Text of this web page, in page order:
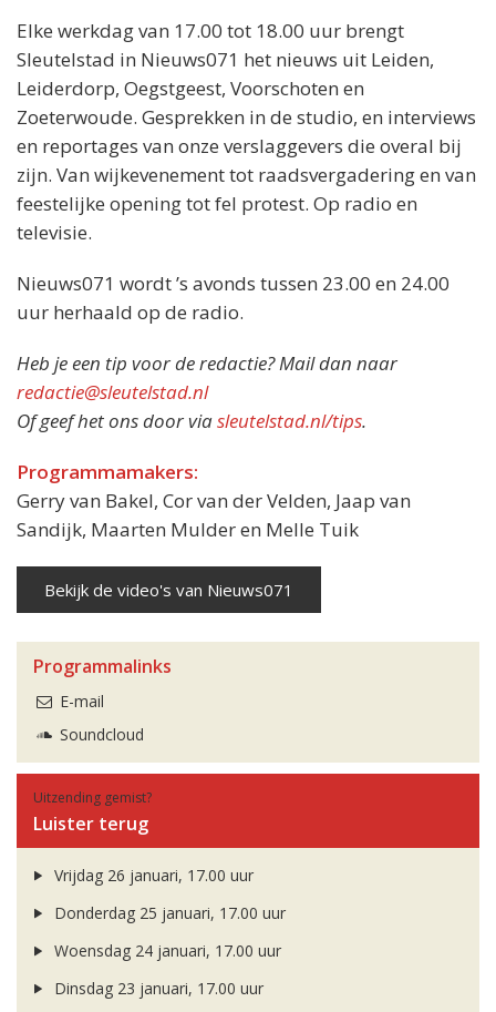
Elke werkdag van 17.00 tot 18.00 uur brengt
Sleutelstad in Nieuws071 het nieuws uit Leiden,
Leiderdorp, Oegstgeest, Voorschoten en
Zoeterwoude. Gesprekken in de studio, en interviews
en reportages van onze verslaggevers die overal bij
zijn. Van wijkevenement tot raadsvergadering en van
feestelijke opening tot fel protest. Op radio en
televisie.
Nieuws071 wordt ’s avonds tussen 23.00 en 24.00
uur herhaald op de radio.
Heb je een tip voor de redactie? Mail dan naar
redactie@sleutelstad.nl
Of geef het ons door viasleutelstad.nl/tips.
Programmamakers:
Gerry van Bakel, Cor van der Velden, Jaap van
Sandijk, Maarten Mulder en Melle Tuik
Bekijk de video's van Nieuws071
Programmalinks
E-mail
Soundcloud
Uitzending gemist?
Luister terug
Vrijdag 26 januari, 17.00 uur
Donderdag 25 januari, 17.00 uur
Woensdag 24 januari, 17.00 uur
Dinsdag 23 januari, 17.00 uur